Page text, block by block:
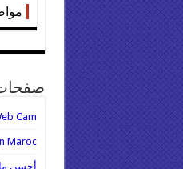
Cam
Maroc
أحسن